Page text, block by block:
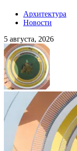
Архитектура
Новости
5 августа, 2026